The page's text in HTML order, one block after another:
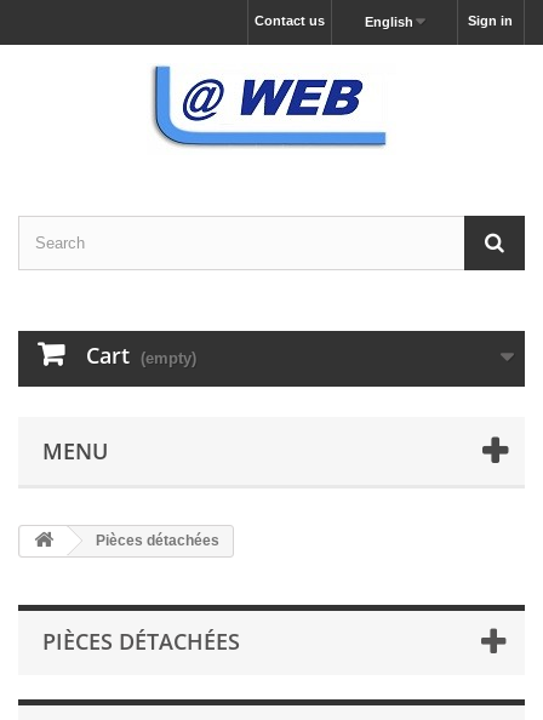
Sign in
English
Contact us
Cart (empty)
MENU
Pièces détachées
PIÈCES DÉTACHÉES